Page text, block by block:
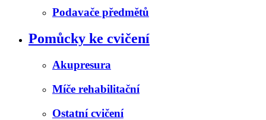
Podavače předmětů
Pomůcky ke cvičení
Akupresura
Míče rehabilitační
Ostatní cvičení